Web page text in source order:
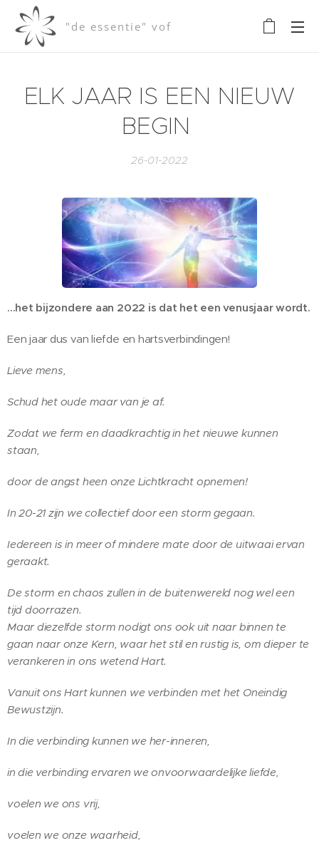
"de essentie" vof
ELK JAAR IS EEN NIEUW
BEGIN
26-01-2022
...het bijzondere aan 2022 is dat het een venusjaar wordt.
Een jaar dus van liefde en hartsverbindingen!
Lieve mens,
Schud het oude maar van je af.
Zodat we ferm en daadkrachtig in het nieuwe kunnen
staan,
door de angst heen onze Lichtkracht opnemen!
In 20-21 zijn we collectief door een storm gegaan.
Iedereen is in meer of mindere mate door de uitwaai ervan
geraakt.
De storm en chaos zullen in de buitenwereld nog wel een
tijd doorrazen.
Maar diezelfde storm nodigt ons ook uit naar binnen te
gaan naar onze Kern, waar het stil en rustig is, om dieper te
verankeren in ons wetend Hart.
Vanuit ons Hart kunnen we verbinden met het Oneindig
Bewustzijn.
In die verbinding kunnen we her-inneren,
in die verbinding ervaren we onvoorwaardelijke liefde,
voelen we ons vrij,
voelen we onze waarheid,